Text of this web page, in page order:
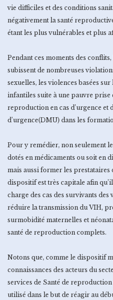
vie difficiles et des conditions
négativement la santé
étant les plus vulnérables et plus
Pendant ces moments des
subissent de nombreuses
sexuelles, les violences basées
infantiles suite à une pauvre prise
reproduction en cas d’urgence et
d’urgence(DMU) dans les
Pour y remédier, non seulement
dotés en médicaments ou soit en
mais aussi former les prestataires
dispositif est très capitale afin
charge des cas des survivants
réduire la transmission du VIH,
surmobidité maternelles et
santé de reproduction complets.
Notons que, comme le dispositif
connaissances des acteurs du
services de Santé de
utilisé dans le but de réagir au